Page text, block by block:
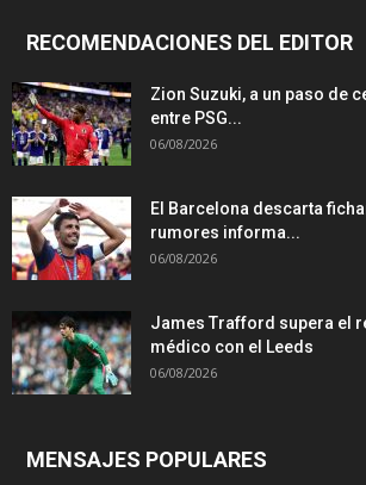
RECOMENDACIONES DEL EDITOR
Zion Suzuki, a un paso de
entre PSG...
06/08/2026
El Barcelona descarta
rumores informa...
06/08/2026
James Trafford supera el
médico con el Leeds
06/08/2026
MENSAJES POPULARES